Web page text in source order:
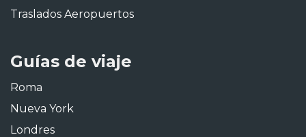
Traslados Aeropuertos
Guías de viaje
Roma
Nueva York
Londres